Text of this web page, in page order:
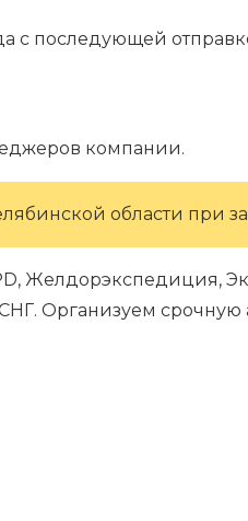
последующей
компании.
области при
Желдорэкспедиция,
Организуем срочную